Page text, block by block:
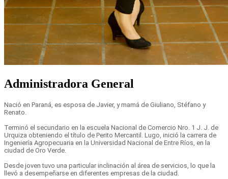
Administradora General
Nació en Paraná, es esposa de Javier, y mamá de Giuliano, Stéfano y
Renato.
Terminó el secundario en la escuela Nacional de Comercio Nro. 1 J. J. de
Urquiza obteniendo el título de Perito Mercantil. Lugo, inició la carrera de
Ingeniería Agropecuaria en la Universidad Nacional de Entre Ríos, en la
ciudad de Oro Verde.
Desde joven tuvo una particular inclinación al área de servicios, lo que la
llevó a desempeñarse en diferentes empresas de la ciudad.